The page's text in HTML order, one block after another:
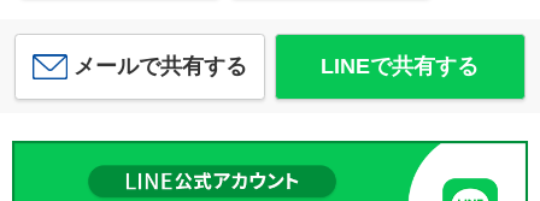
メールで共有する LINEで共有する